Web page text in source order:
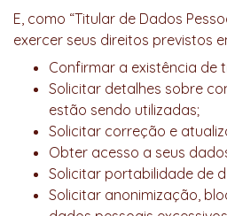
E, como “Titular de Dados
exercer seus direitos previstos
Confirmar a existência de
Solicitar detalhes sobre
estão sendo utilizadas;
Solicitar correção e
Obter acesso a seus
Solicitar portabilidade de
Solicitar anonimização,